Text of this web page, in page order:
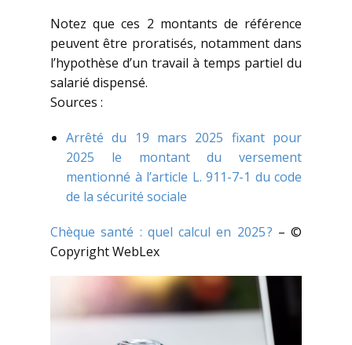
Notez que ces 2 montants de référence
peuvent être proratisés, notamment dans
l’hypothèse d’un travail à temps partiel du
salarié dispensé.
Sources :
Arrêté du 19 mars 2025 fixant pour
2025 le montant du versement
mentionné à l’article L. 911-7-1 du code
de la sécurité sociale
Chèque santé : quel calcul en 2025 ? – ©
Copyright WebLex